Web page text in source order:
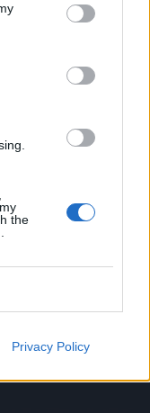
the
Privacy Policy